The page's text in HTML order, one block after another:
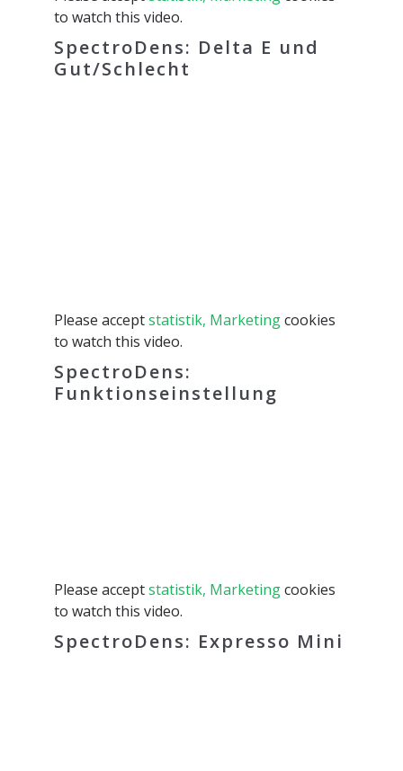
to watch this video.
SpectroDens: Delta E und
Gut/Schlecht
Please acceptstatistik, Marketingcookies
to watch this video.
SpectroDens:
Funktionseinstellung
Please acceptstatistik, Marketingcookies
to watch this video.
SpectroDens: Expresso Mini